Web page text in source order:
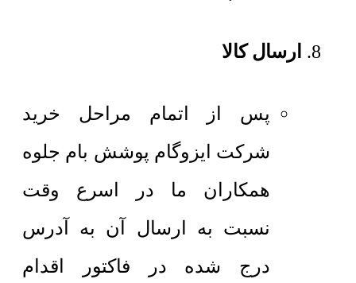
ارسال کالا
پس از اتمام مراحل خرید
شرکت ایزوگام پوشش بام جلوه
همکاران ما در اسرع وقت
نسبت به ارسال آن به آدرس
درج شده در فاکتور اقدام